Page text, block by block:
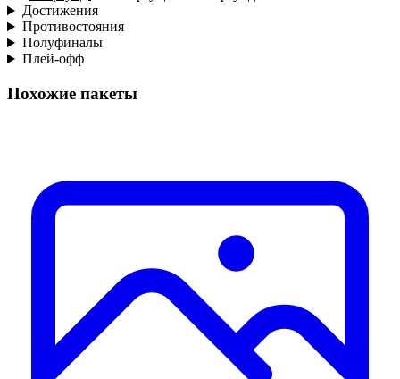
Достижения
Противостояния
Полуфиналы
Плей-офф
Похожие пакеты